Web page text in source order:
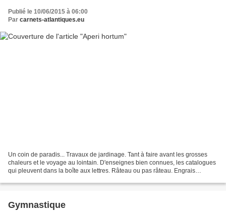
Publié le 10/06/2015 à 06:00
Par carnets-atlantiques.eu
Un coin de paradis... Travaux de jardinage. Tant à faire avant les grosses
chaleurs et le voyage au lointain. D'enseignes bien connues, les catalogues
qui pleuvent dans la boîte aux lettres. Râteau ou pas râteau. Engrais
Gymnastique